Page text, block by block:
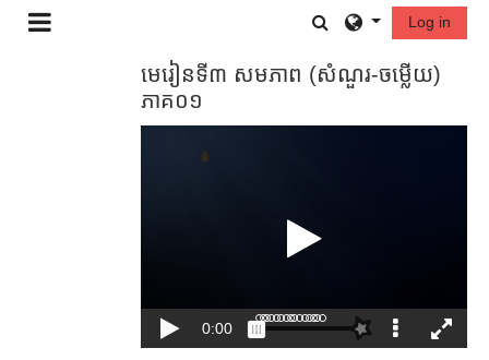
រំលងទៅកាន់មាតិកាមេ Toggle search
Log in
មេរៀនទី៣ សមភាព (សំណួរ​-ចម្លើយ)​
ភាគ០១